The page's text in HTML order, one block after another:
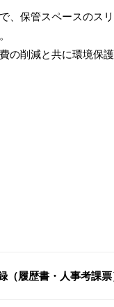
、保管スペースのス
削減と共に環境保護
（履歴書・人事考課